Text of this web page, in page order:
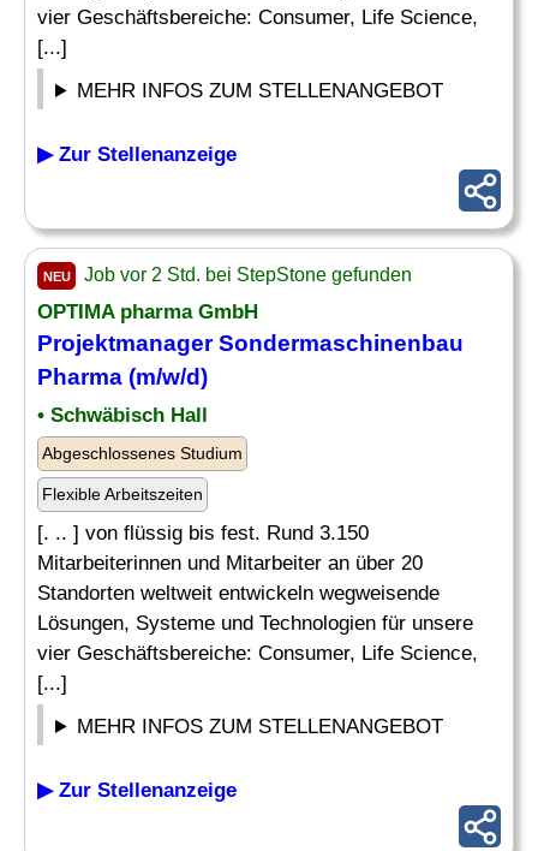
vier Geschäftsbereiche: Consumer, Life Science,
[...]
MEHR INFOS ZUM STELLENANGEBOT
▶ Zur Stellenanzeige
NEU Job vor 2 Std. bei StepStone gefunden
OPTIMA pharmaGmbH
Projektmanager Sondermaschinenbau
Pharma (m/w/d)
• Schwäbisch Hall
Abgeschlossenes Studium
Flexible Arbeitszeiten
[. .. ] von flüssig bis fest. Rund 3.150
Mitarbeiterinnen und Mitarbeiter an über 20
Standorten weltweit entwickeln wegweisende
Lösungen, Systeme und Technologien für unsere
vier Geschäftsbereiche: Consumer, Life Science,
[...]
MEHR INFOS ZUM STELLENANGEBOT
▶ Zur Stellenanzeige